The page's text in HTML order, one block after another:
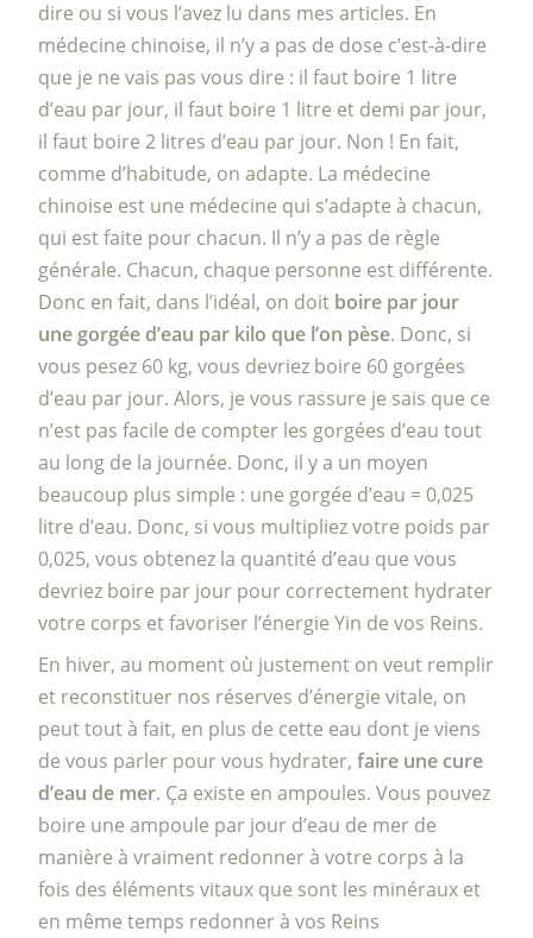
dire ou si vous l’avez lu dans mes articles. En
médecine chinoise, il n’y a pas de dose c’est-à-dire
que je ne vais pas vous dire : il faut boire 1 litre
d’eau par jour, il faut boire 1 litre et demi par jour,
il faut boire 2 litres d’eau par jour. Non ! En fait,
comme d’habitude, on adapte. La médecine
chinoise est une médecine qui s’adapte à chacun,
qui est faite pour chacun. Il n’y a pas de règle
générale. Chacun, chaque personne est différente.
Donc en fait, dans l’idéal, on doit boire par jour
une gorgée d’eau par kilo que l’on pèse. Donc, si
vous pesez 60 kg, vous devriez boire 60 gorgées
d’eau par jour. Alors, je vous rassure je sais que ce
n’est pas facile de compter les gorgées d’eau tout
au long de la journée. Donc, il y a un moyen
beaucoup plus simple : une gorgée d’eau = 0,025
litre d’eau. Donc, si vous multipliez votre poids par
0,025, vous obtenez la quantité d’eau que vous
devriez boire par jour pour correctement hydrater
votre corps et favoriser l’énergie Yin de vos Reins.
En hiver, au moment où justement on veut remplir
et reconstituer nos réserves d’énergie vitale, on
peut tout à fait, en plus de cette eau dont je viens
de vous parler pour vous hydrater,faire une cure
d’eau de mer. Ça existe en ampoules. Vous pouvez
boire une ampoule par jour d’eau de mer de
manière à vraiment redonner à votre corps à la
fois des éléments vitaux que sont les minéraux et
en même temps redonner à vos Reins